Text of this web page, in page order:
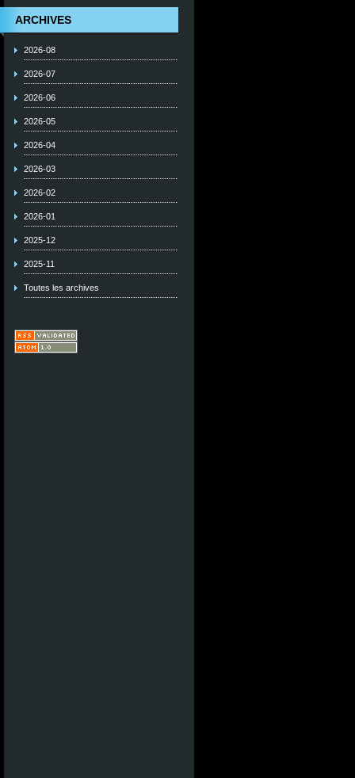
ARCHIVES
2026-08
2026-07
2026-06
2026-05
2026-04
2026-03
2026-02
2026-01
2025-12
2025-11
Toutes les archives